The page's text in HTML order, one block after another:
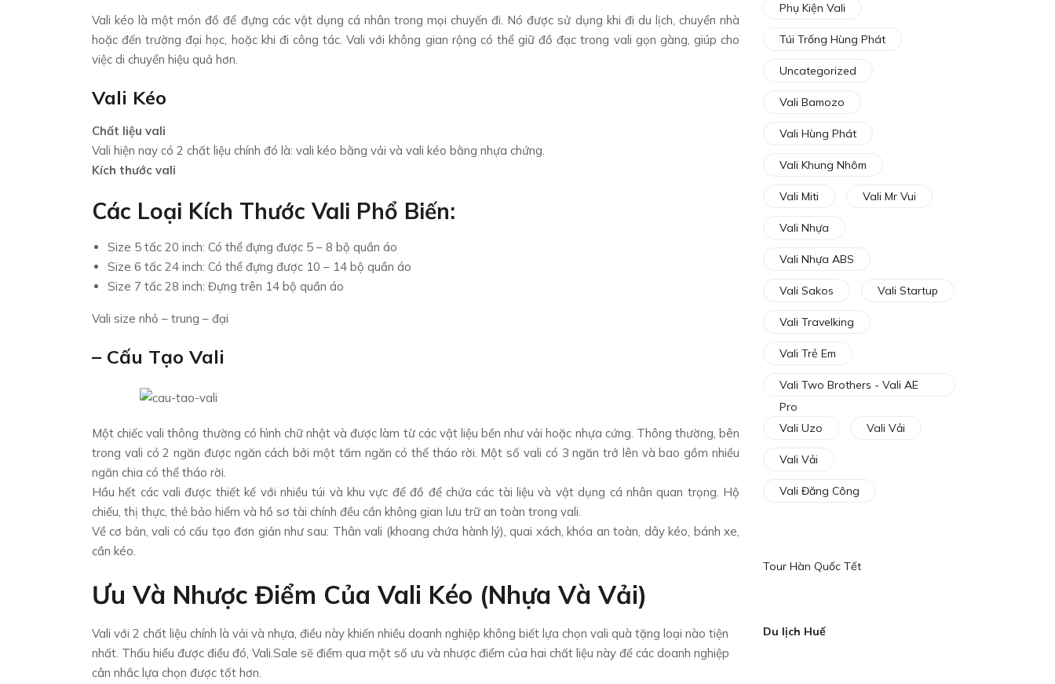
Vali kéo là một món đồ để đựng các vật dụng cá nhân trong mọi chuyến đi. Nó được sử dụng khi đi du lịch, chuyển nhà
hoặc đến trường đại học, hoặc khi đi công tác. Vali với không gian rộng có thể giữ đồ đạc trong vali gọn gàng, giúp cho
việc di chuyển hiệu quả hơn.
Vali Kéo
Chất liệu vali
Vali hiện nay có 2 chất liệu chính đó là: vali kéo bằng vải và vali kéo bằng nhựa chứng.
Kích thước vali
Các Loại Kích Thước Vali Phổ Biến:
Size 5 tấc 20 inch: Có thể đựng được 5 – 8 bộ quần áo
Size 6 tấc 24 inch: Có thể đựng được 10 – 14 bộ quần áo
Size 7 tấc 28 inch: Đựng trên 14 bộ quần áo
Vali size nhỏ – trung – đại
– Cấu Tạo Vali
Một chiếc vali thông thường có hình chữ nhật và được làm từ các vật liệu bền như vải hoặc nhựa cứng. Thông thường, bên
trong vali có 2 ngăn được ngăn cách bởi một tấm ngăn có thể tháo rời. Một số vali có 3 ngăn trở lên và bao gồm nhiều
ngăn chia có thể tháo rời.
Hầu hết các vali được thiết kế với nhiều túi và khu vực để đồ để chứa các tài liệu và vật dụng cá nhân quan trọng. Hộ
chiếu, thị thực, thẻ bảo hiểm và hồ sơ tài chính đều cần không gian lưu trữ an toàn trong vali.
Về cơ bản, vali có cấu tạo đơn giản như sau: Thân vali (khoang chứa hành lý), quai xách, khóa an toàn, dây kéo, bánh xe,
cần kéo.
Ưu Và Nhược Điểm Của Vali Kéo (nhựa Và Vải)
Vali với 2 chất liệu chính là vải và nhựa, điều này khiến nhiều doanh nghiệp không biết lựa chọn vali quà tặng loại nào tiện
nhất. Thấu hiểu được điều đó, Vali.Sale sẽ điểm qua một số ưu và nhược điểm của hai chất liệu này để các doanh nghiệp
cân nhắc lựa chọn được tốt hơn.
Phụ Kiện Vali
Túi Trống Hùng Phát
Uncategorized
Vali Bamozo
Vali Hùng Phát
Vali Khung Nhôm
Vali Miti Vali Mr Vui
Vali Nhựa
Vali Nhựa ABS
Vali Sakos Vali Startup
Vali Travelking
Vali Trẻ Em
Vali Two Brothers - Vali AE
Pro
Vali Uzo
Vali Vải
Vali Vải
Vali Đăng Công
Tour Hàn Quốc Tết
Du lịch Huế